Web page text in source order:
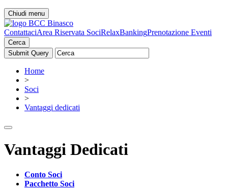
Chiudi menu
ContattaciArea Riservata SociRelaxBankingPrenotazione Eventi
Cerca
Home
>
Soci
>
Vantaggi dedicati
Vantaggi Dedicati
Conto Soci
Pacchetto Soci